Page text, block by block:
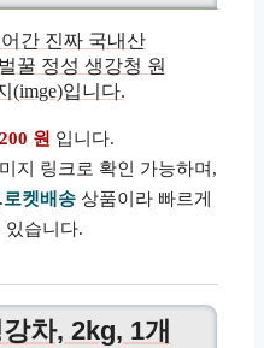
원 입니다.
지 링크로 확인 가능하며,
로켓배송 상품이라 빠르게
있습니다.
차, 2kg, 1개